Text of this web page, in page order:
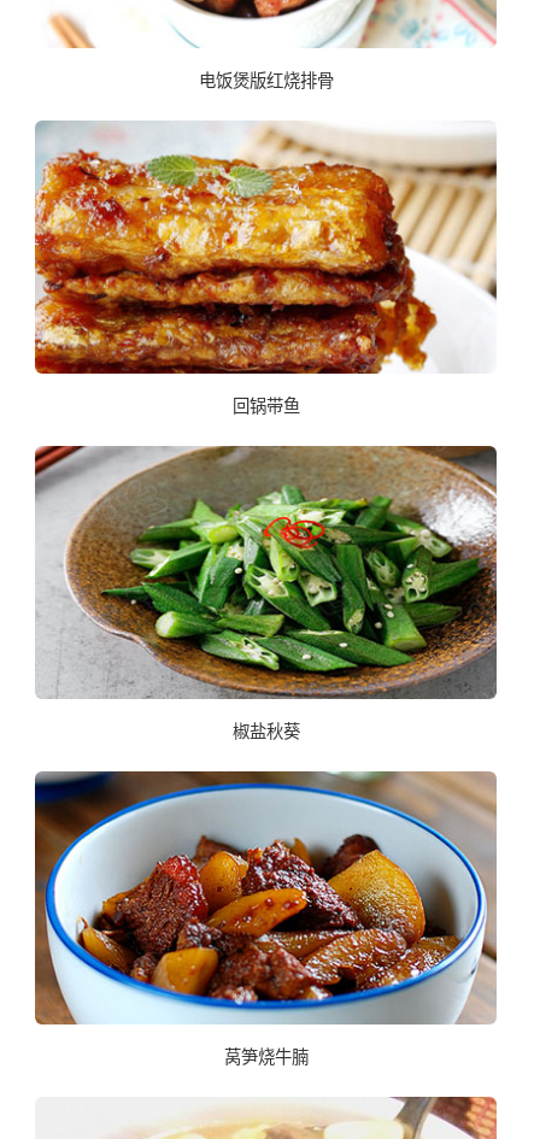
电饭煲版红烧排骨
回锅带鱼
椒盐秋葵
莴笋烧牛腩